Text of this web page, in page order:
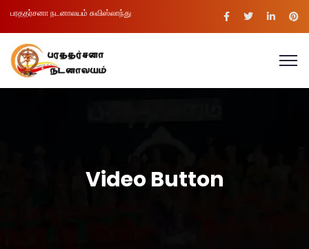
பரததர்சனா நடனாலயம் சுவிஸ்லாந்து
Video Button